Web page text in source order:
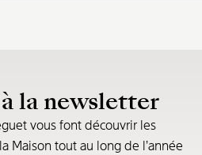
la newsletter
vous font découvrir les
Maison tout au long de l’année